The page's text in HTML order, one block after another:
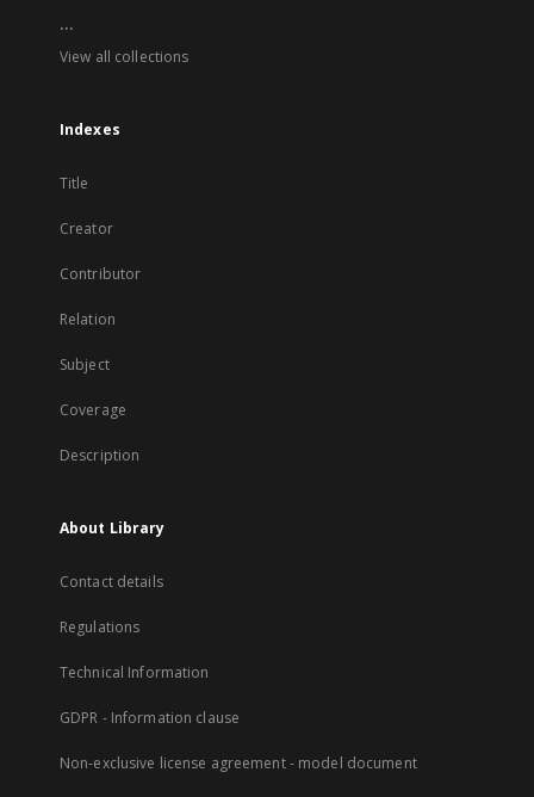
...
View all collections
Indexes
Title
Creator
Contributor
Relation
Subject
Coverage
Description
About Library
Contact details
Regulations
Technical Information
GDPR - Information clause
Non-exclusive license agreement - model document